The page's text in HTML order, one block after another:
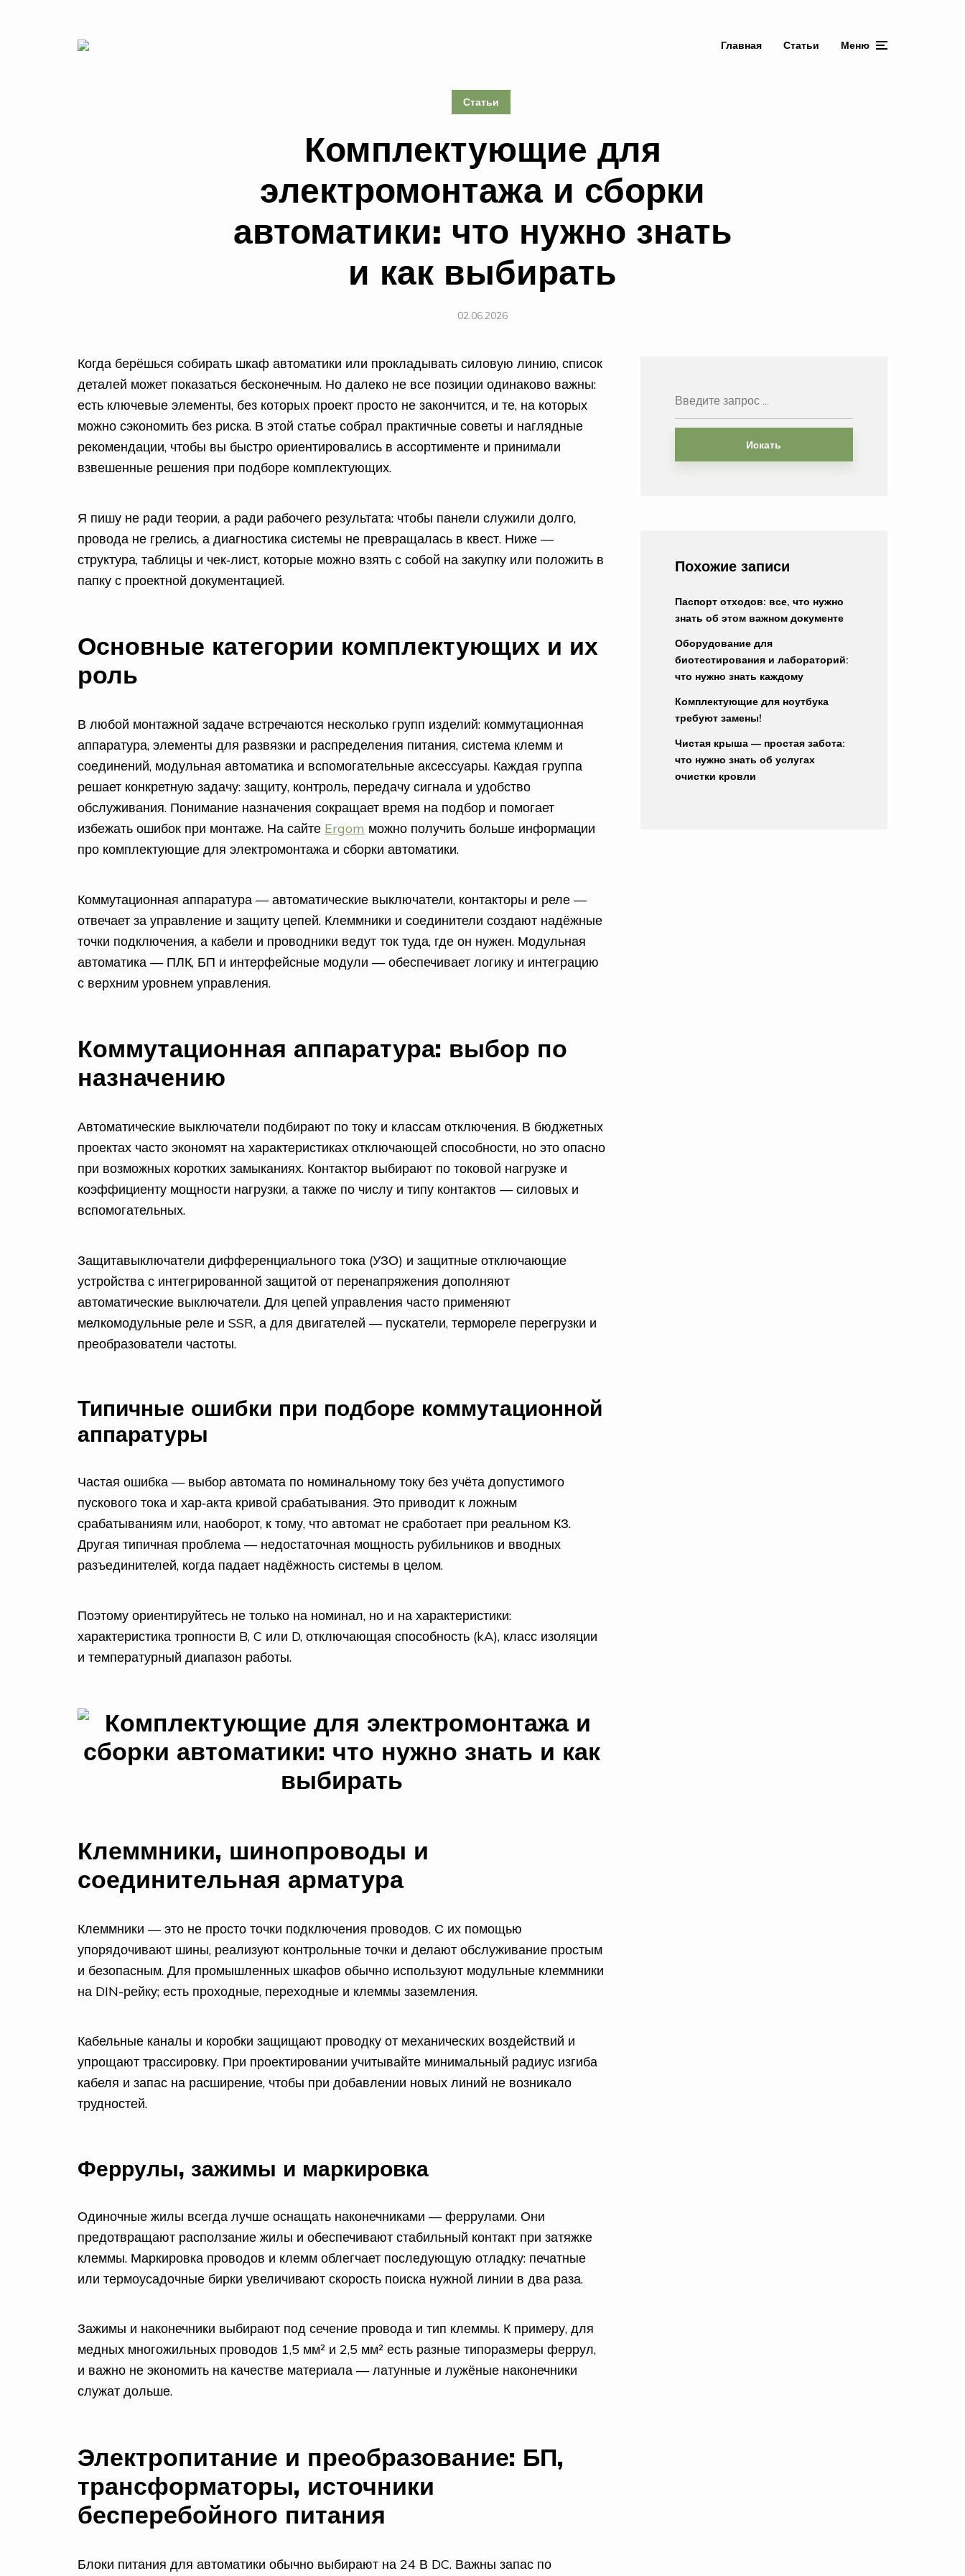
Главная Статьи Меню
Статьи
Комплектующие для
электромонтажа и сборки
автоматики: что нужно знать
и как выбирать
02.06.2026
Когда берёшься собирать шкаф автоматики или прокладывать силовую линию, список
деталей может показаться бесконечным. Но далеко не все позиции одинаково важны:
есть ключевые элементы, без которых проект просто не закончится, и те, на которых
можно сэкономить без риска. В этой статье собрал практичные советы и наглядные
рекомендации, чтобы вы быстро ориентировались в ассортименте и принимали
взвешенные решения при подборе комплектующих.
Я пишу не ради теории, а ради рабочего результата: чтобы панели служили долго,
провода не грелись, а диагностика системы не превращалась в квест. Ниже —
структура, таблицы и чек‑лист, которые можно взять с собой на закупку или положить в
папку с проектной документацией.
Основные категории комплектующих и их
роль
В любой монтажной задаче встречаются несколько групп изделий: коммутационная
аппаратура, элементы для развязки и распределения питания, система клемм и
соединений, модульная автоматика и вспомогательные аксессуары. Каждая группа
решает конкретную задачу: защиту, контроль, передачу сигнала и удобство
обслуживания. Понимание назначения сокращает время на подбор и помогает
избежать ошибок при монтаже. На сайте Ergom можно получить больше информации
про комплектующие для электромонтажа и сборки автоматики.
Коммутационная аппаратура — автоматические выключатели, контакторы и реле —
отвечает за управление и защиту цепей. Клеммники и соединители создают надёжные
точки подключения, а кабели и проводники ведут ток туда, где он нужен. Модульная
автоматика — ПЛК, БП и интерфейсные модули — обеспечивает логику и интеграцию
с верхним уровнем управления.
Коммутационная аппаратура: выбор по
назначению
Автоматические выключатели подбирают по току и классам отключения. В бюджетных
проектах часто экономят на характеристиках отключающей способности, но это опасно
при возможных коротких замыканиях. Контактор выбирают по токовой нагрузке и
коэффициенту мощности нагрузки, а также по числу и типу контактов — силовых и
вспомогательных.
Защитавыключатели дифференциального тока (УЗО) и защитные отключающие
устройства с интегрированной защитой от перенапряжения дополняют
автоматические выключатели. Для цепей управления часто применяют
мелкомодульные реле и SSR, а для двигателей — пускатели, термореле перегрузки и
преобразователи частоты.
Типичные ошибки при подборе коммутационной
аппаратуры
Частая ошибка — выбор автомата по номинальному току без учёта допустимого
пускового тока и хар‑акта кривой срабатывания. Это приводит к ложным
срабатываниям или, наоборот, к тому, что автомат не сработает при реальном КЗ.
Другая типичная проблема — недостаточная мощность рубильников и вводных
разъединителей, когда падает надёжность системы в целом.
Поэтому ориентируйтесь не только на номинал, но и на характеристики:
характеристика тропности B, C или D, отключающая способность (kA), класс изоляции
и температурный диапазон работы.
Клеммники, шинопроводы и
соединительная арматура
Клеммники — это не просто точки подключения проводов. С их помощью
упорядочивают шины, реализуют контрольные точки и делают обслуживание простым
и безопасным. Для промышленных шкафов обычно используют модульные клеммники
на DIN-рейку; есть проходные, переходные и клеммы заземления.
Кабельные каналы и коробки защищают проводку от механических воздействий и
упрощают трассировку. При проектировании учитывайте минимальный радиус изгиба
кабеля и запас на расширение, чтобы при добавлении новых линий не возникало
трудностей.
Феррулы, зажимы и маркировка
Одиночные жилы всегда лучше оснащать наконечниками — феррулами. Они
предотвращают расползание жилы и обеспечивают стабильный контакт при затяжке
клеммы. Маркировка проводов и клемм облегчает последующую отладку: печатные
или термоусадочные бирки увеличивают скорость поиска нужной линии в два раза.
Зажимы и наконечники выбирают под сечение провода и тип клеммы. К примеру, для
медных многожильных проводов 1,5 мм² и 2,5 мм² есть разные типоразмеры феррул,
и важно не экономить на качестве материала — латунные и лужёные наконечники
служат дольше.
Электропитание и преобразование: БП,
трансформаторы, источники
бесперебойного питания
Блоки питания для автоматики обычно выбирают на 24 В DC. Важны запас по
Искать
Похожие записи
Паспорт отходов: все, что нужно
знать об этом важном документе
Оборудование для
биотестирования и лабораторий:
что нужно знать каждому
Комплектующие для ноутбука
требуют замены!
Чистая крыша — простая забота:
что нужно знать об услугах
очистки кровли